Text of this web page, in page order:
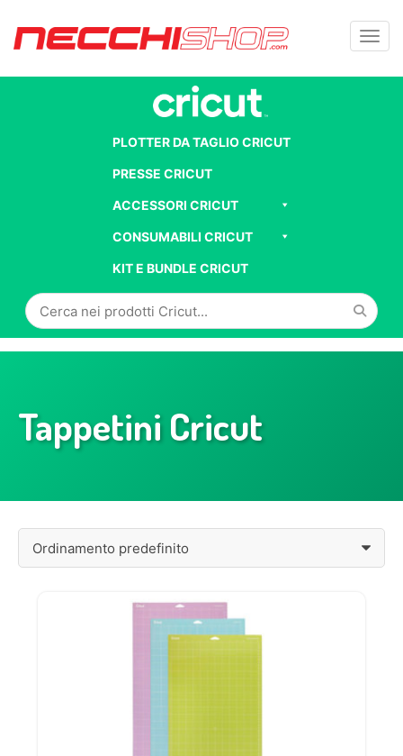
PLOTTER DA TAGLIO CRICUT
PRESSE CRICUT
ACCESSORI CRICUT
CONSUMABILI CRICUT
KIT E BUNDLE CRICUT
Cerca
in
Cricut:
Tappetini Cricut